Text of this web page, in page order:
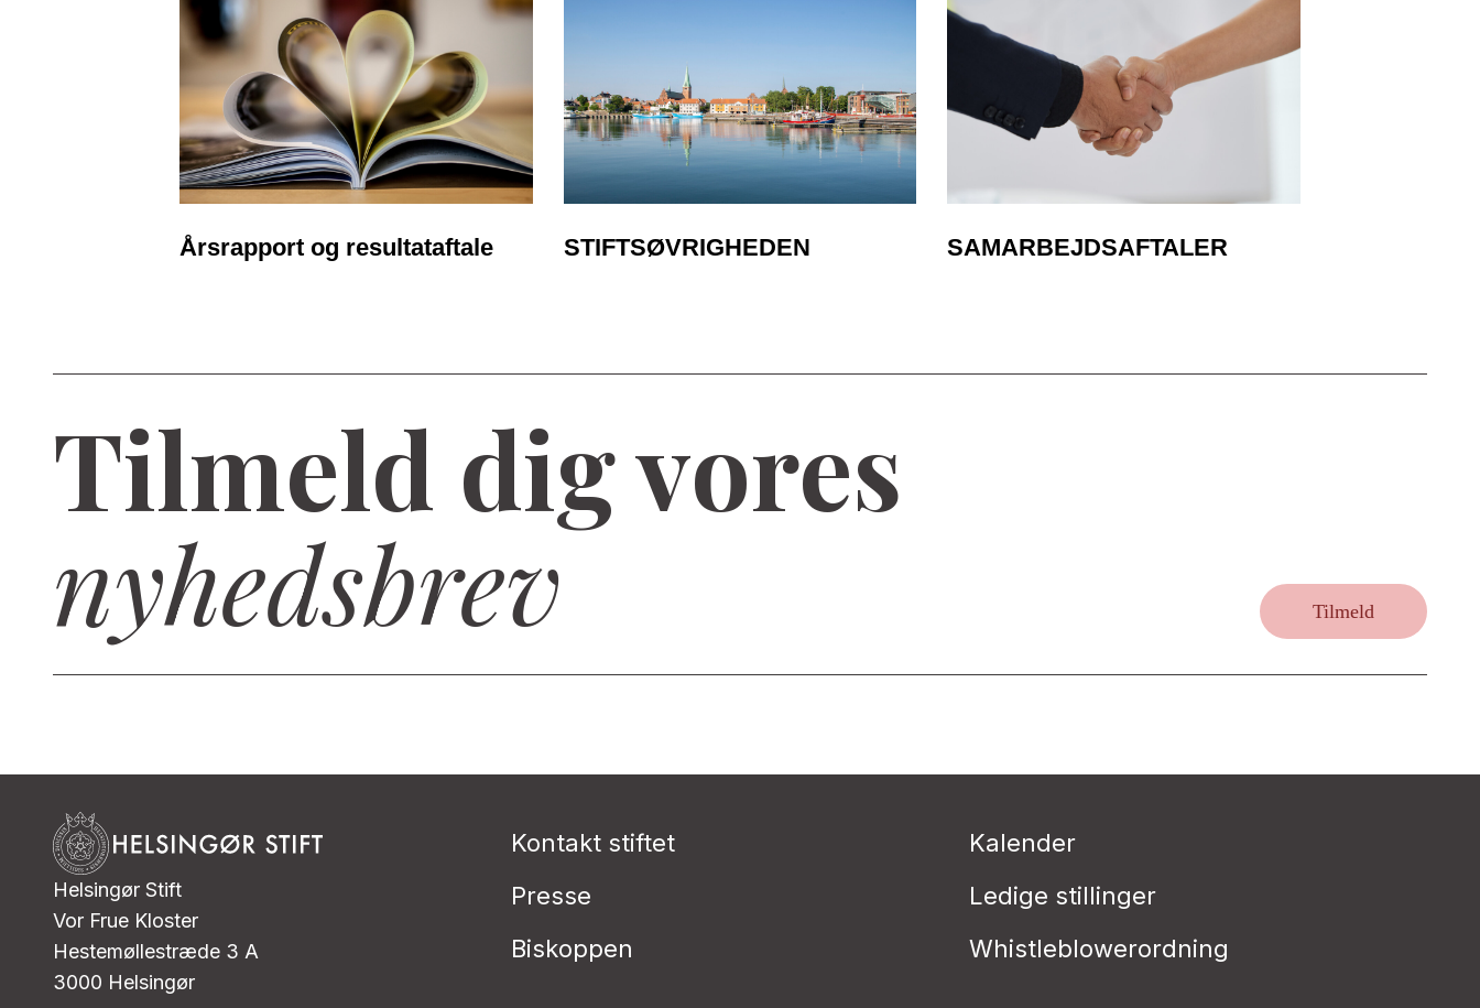
Årsrapport og resultataftale STIFTSØVRIGHEDEN SAMARBEJDSAFTALER
Tilmeld dig vores
nyhedsbrev
Tilmeld
Helsingør Stift
Vor Frue Kloster
Hestemøllestræde 3 A
3000 Helsingør
Kontakt stiftet
Presse
Biskoppen
Kalender
Ledige stillinger
Whistleblowerordning